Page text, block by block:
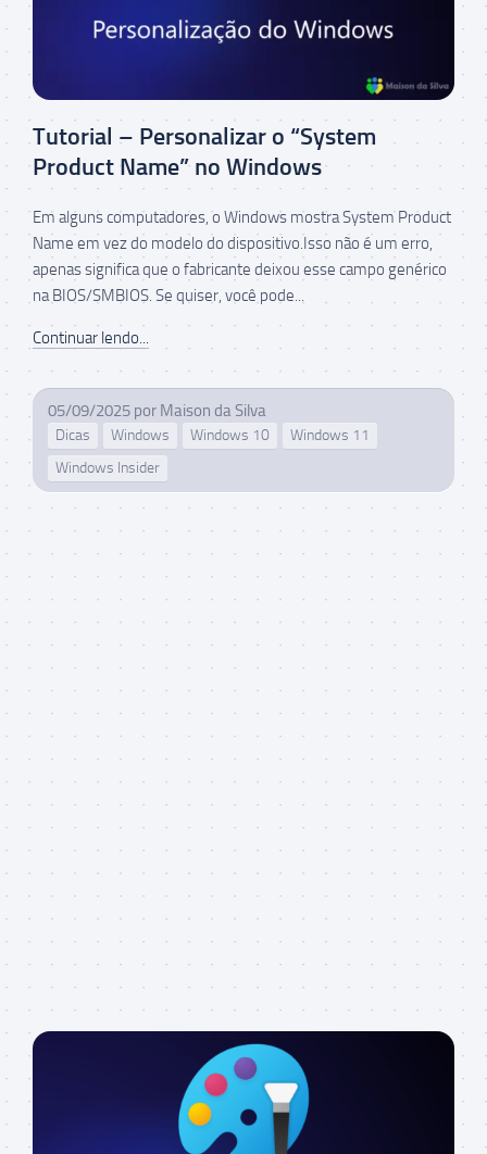
Tutorial – Personalizar o “System
Product Name” no Windows
Em alguns computadores, o Windows mostra System Product
Name em vez do modelo do dispositivo.Isso não é um erro,
apenas significa que o fabricante deixou esse campo genérico
na BIOS/SMBIOS. Se quiser, você pode...
Continuar lendo...
05/09/2025 por Maison da Silva
Dicas Windows Windows 10
Windows 11
Windows Insider